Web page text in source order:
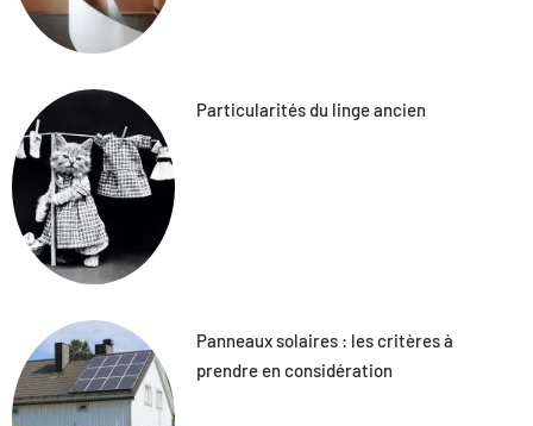
Particularités du linge ancien
Panneaux solaires : les critères à
prendre en considération